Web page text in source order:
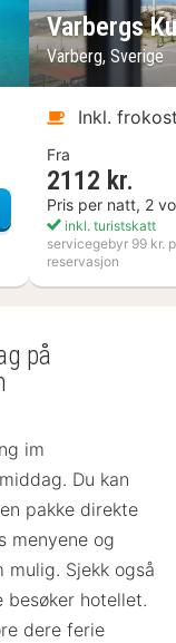
Boda Art Hotel
Varbergs
Varberg, Sverige
Inkl.
Fra
2112 kr.
Pris per natt, 2
inkl. turistskatt
servicegebyr 99 kr.
reservasjon
på
im
Du kan
pakke direkte
menyene og
Sjekk også
besøker hotellet.
dere ferie